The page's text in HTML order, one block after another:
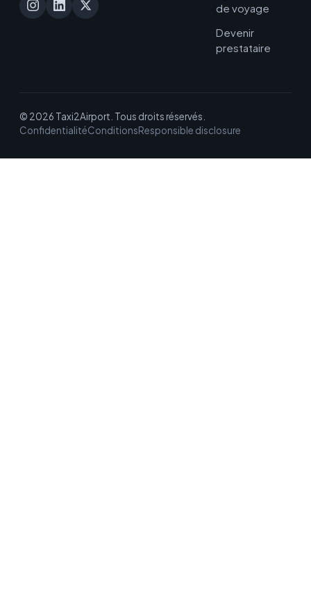
de voyage
Devenir
prestataire
© 2026 Taxi2Airport. Tous droits réservés.
ConfidentialitéConditionsResponsible disclosure